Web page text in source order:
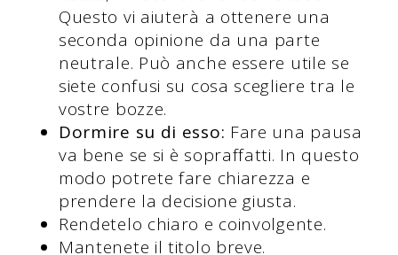
Questo vi aiuterà a ottenere una
seconda opinione da una parte
neutrale. Può anche essere utile se
siete confusi su cosa scegliere tra le
vostre bozze.
Dormire su di esso: Fare una pausa
va bene se si è sopraffatti. In questo
modo potrete fare chiarezza e
prendere la decisione giusta.
Rendetelo chiaro e coinvolgente.
Mantenete il titolo breve.